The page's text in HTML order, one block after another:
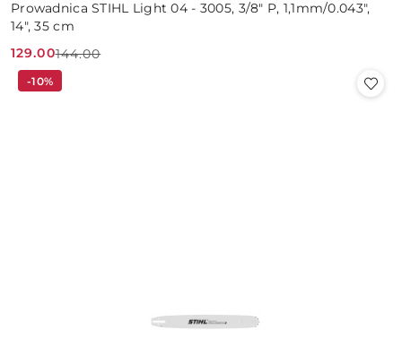
Prowadnica STIHL Light 04 - 3005, 3/8" P, 1,1mm/0.043",
14", 35 cm
Cena
promocyjna:
129.00
Cena
przed
144.00
-10%